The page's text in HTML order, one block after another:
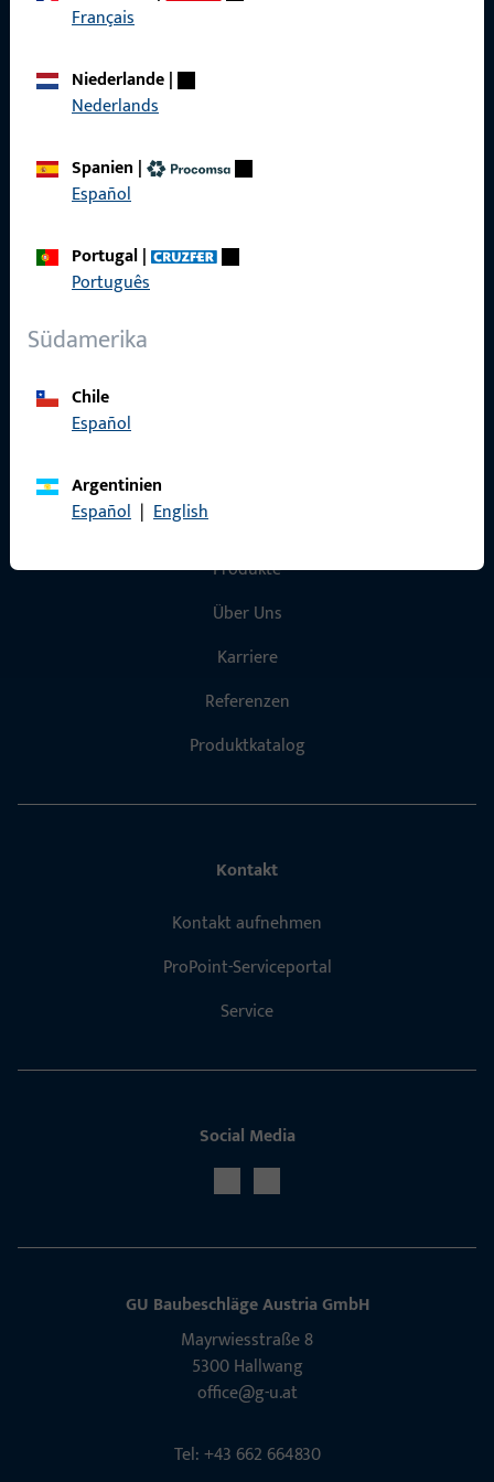
Français
Niederlande|
Nederlands
Spanien |
Español
Portugal|
Português
Südamerika
Chile
Español
Argentinien
Español | English
Allgemeines
Schnelleinstieg
Produkte
Über Uns
Karriere
Referenzen
Produktkatalog
Kontakt
Kontakt aufnehmen
ProPoint-Serviceportal
Service
Social Media
GU Baubeschläge Aus­tria GmbH
Mayrwies­straße 8
5300 Hall­wang
office@g-u.at
Tel: +43 662 664830